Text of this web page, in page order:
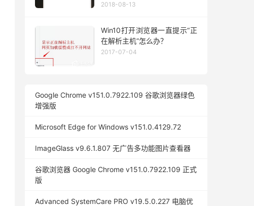
2018-08-13
Win10打开浏览器一直提示“正
在解析主机”怎么办？
2017-07-04
Google Chrome v151.0.7922.109 谷歌浏览器绿色
增强版
Microsoft Edge for Windows v151.0.4129.72
ImageGlass v9.6.1.807 无广告多功能图片查看器
谷歌浏览器 Google Chrome v151.0.7922.109 正式
版
Advanced SystemCare PRO v19.5.0.227 电脑优